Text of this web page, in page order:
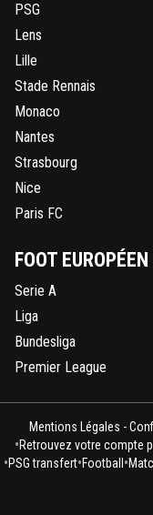
PSG
Lens
Lille
Stade Rennais
Monaco
Nantes
Strasbourg
Nice
Paris FC
FOOT EUROPÉEN
Serie A
Liga
Bundesliga
Premier League
Mentions Légales -
•Retrouvez votre compte
•PSG transfert•Football •